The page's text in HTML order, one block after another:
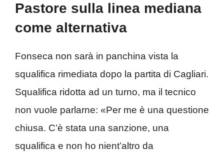
Pastore sulla linea mediana
come alternativa
Fonseca non sarà in panchina vista la
squalifica rimediata dopo la partita di Cagliari.
Squalifica ridotta ad un turno, ma il tecnico
non vuole parlarne: «Per me è una questione
chiusa. C’è stata una sanzione, una
squalifica e non ho nient’altro da